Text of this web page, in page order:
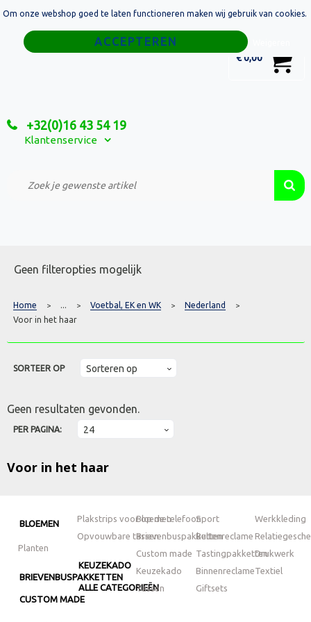
€ 0,00
+32(0)16 43 54 19
Klantenservice
Home
Relatiegeschenken
Custom Made Projecten
Geen filteropties mogelijk
Home > ... > Voetbal, EK en WK > Nederland >
Voor in het haar
SORTEER OP
Geen resultaten gevonden.
PER PAGINA:
Voor in het haar
BLOEMEN
Planten
BRIEVENBUSPAKKETTEN
CUSTOM MADE
Plakstrips voor op de telefoon
Opvouwbare tassen
KEUZEKADO
ALLE CATEGORIEËN
Bloemen
Brievenbuspakketten
Custom made
Keuzekado
Tassen
Sport
Buitenreclame
Tastingpakketten
Binnenreclame
Giftsets
Werkkleding
Drukwerk
Textiel
Om onze webshop goed te laten functioneren maken wij gebruik van cookies.